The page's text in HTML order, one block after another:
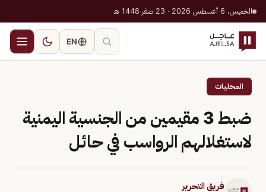
الخميس، 6 أغسطس 2026 · 23 صفر 1448 هـ
EN
المحليات
ضبط 3 مقيمين من الجنسية اليمنية
لاستغلالهم الرواسب في حائل
فريق التحرير